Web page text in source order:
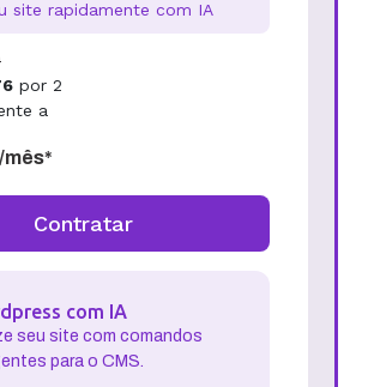
site rapidamente com IA
por 2
a
/mês*
Contratar
com IA
seu site com comandos
para o CMS.